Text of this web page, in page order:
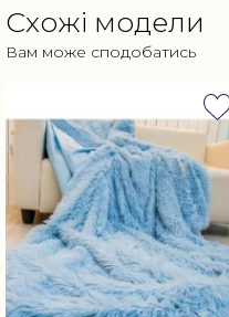
Схожі модели
Вам може сподобатись